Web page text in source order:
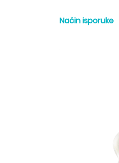
Način isporuke